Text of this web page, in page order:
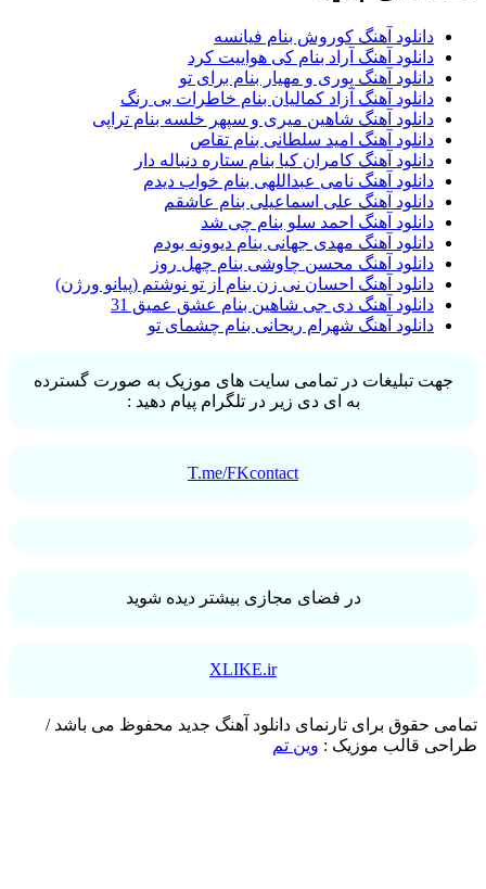
دانلود آهنگ کوروش بنام فیانسه
دانلود آهنگ آراد بنام کی هواییت کرد
دانلود آهنگ پوری و مهیار بنام برای تو
دانلود آهنگ آزاد کمالیان بنام خاطرات بی رنگ
دانلود آهنگ شاهین میری و سپهر خلسه بنام تراپی
دانلود آهنگ امید سلطانی بنام تقاص
دانلود آهنگ کامران کیا بنام ستاره دنباله دار
دانلود آهنگ نامی عبداللهی بنام خواب دیدم
دانلود آهنگ علی اسماعیلی بنام عاشقم
دانلود آهنگ احمد سلو بنام چی شد
دانلود آهنگ مهدی جهانی بنام دیوونه بودم
دانلود آهنگ محسن چاوشی بنام چهل روز
دانلود آهنگ احسان نی زن بنام از تو نوشتم (پیانو ورژن)
دانلود آهنگ دی جی شاهین بنام عشق عمیق 31
دانلود آهنگ شهرام ریحانی بنام چشمای تو
تبلیغات در تمامی سایت های موزیک به صورت گسترده
به ای دی زیر در تلگرام پیام دهید :
T.me/FKcontact
در فضای مجازی بیشتر دیده شوید
XLIKE.ir
حقوق برای تارنمای دانلود آهنگ جدید محفوظ می باشد /
قالب موزیک :وین تم